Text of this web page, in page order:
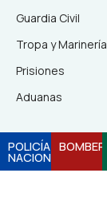
b
o
o
k
-
a
g
a
Guardia Civil
Tropa y Marinería
Prisiones
Aduanas
POLICÍA
NACIONAL